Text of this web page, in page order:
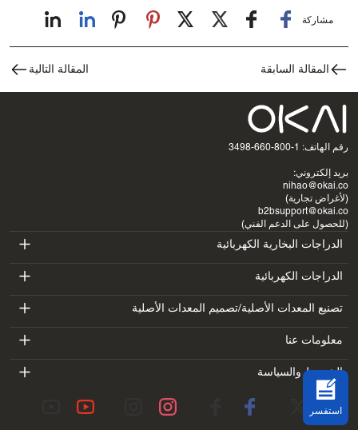
مشاركة
المقالة السابقة المقالة التالية
رقم الهاتف: 1-800-660-3498
بريد إلكتروني:
nihao@okai.co
(لأغراض تجارية)
b2bsupport@okai.co
(للحصول على الدعم الفني)
الدراجات البخارية الكهربائية
ES400A
ES410
ES600P
ES700
الدراجات الكهربائية
EB100B
EB300
EB100B V3
تصنيع المعدات الأصلية/تصميم المعدات الأصلية
SV3
DK1
معلومات عنا
مقدمة
معمل
الشروط والسياسة
استفسر